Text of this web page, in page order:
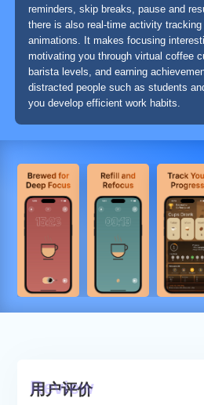
reminders, skip breaks, pause and
there is also real-time activity
animations. It makes focusing
motivating you through virtual coffee
barista levels, and earning
distracted people such as students
you develop efficient work habits.
用户评价